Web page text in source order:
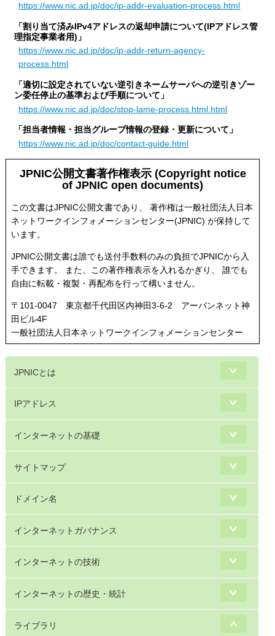
https://www.nic.ad.jp/doc/ip-addr-evaluation-process.html
「割り当て済みIPv4アドレスの返却申請について(IPアドレス管
理指定事業者用)」
https://www.nic.ad.jp/doc/ip-addr-return-agency-
process.html
「適切に設定されていない逆引きネームサーバへの逆引きゾー
ン委任停止の基準および手順について」
https://www.nic.ad.jp/doc/stop-lame-process.html.html
「担当者情報・担当グループ情報の登録・更新について」
https://www.nic.ad.jp/doc/contact-guide.html
JPNIC公開文書著作権表示 (Copyright notice
of JPNIC open documents)
この文書はJPNIC公開文書であり、 著作権は一般社団法人日本
ネットワークインフォメーションセンター(JPNIC) が保持して
います。
JPNIC公開文書は誰でも送付手数料のみの負担でJPNICから入
手できます。 また、この著作権表示を入れるかぎり、 誰でも
自由に転載・複製・再配布を行って構いません。
〒101-0047 東京都千代田区内神田3-6-2 アーバンネット神
田ビル4F
一般社団法人日本ネットワークインフォメーションセンター
JPNICとは
IPアドレス
インターネットの基礎
サイトマップ
ドメイン名
インターネットガバナンス
インターネットの技術
インターネットの歴史・統計
ライブラリ